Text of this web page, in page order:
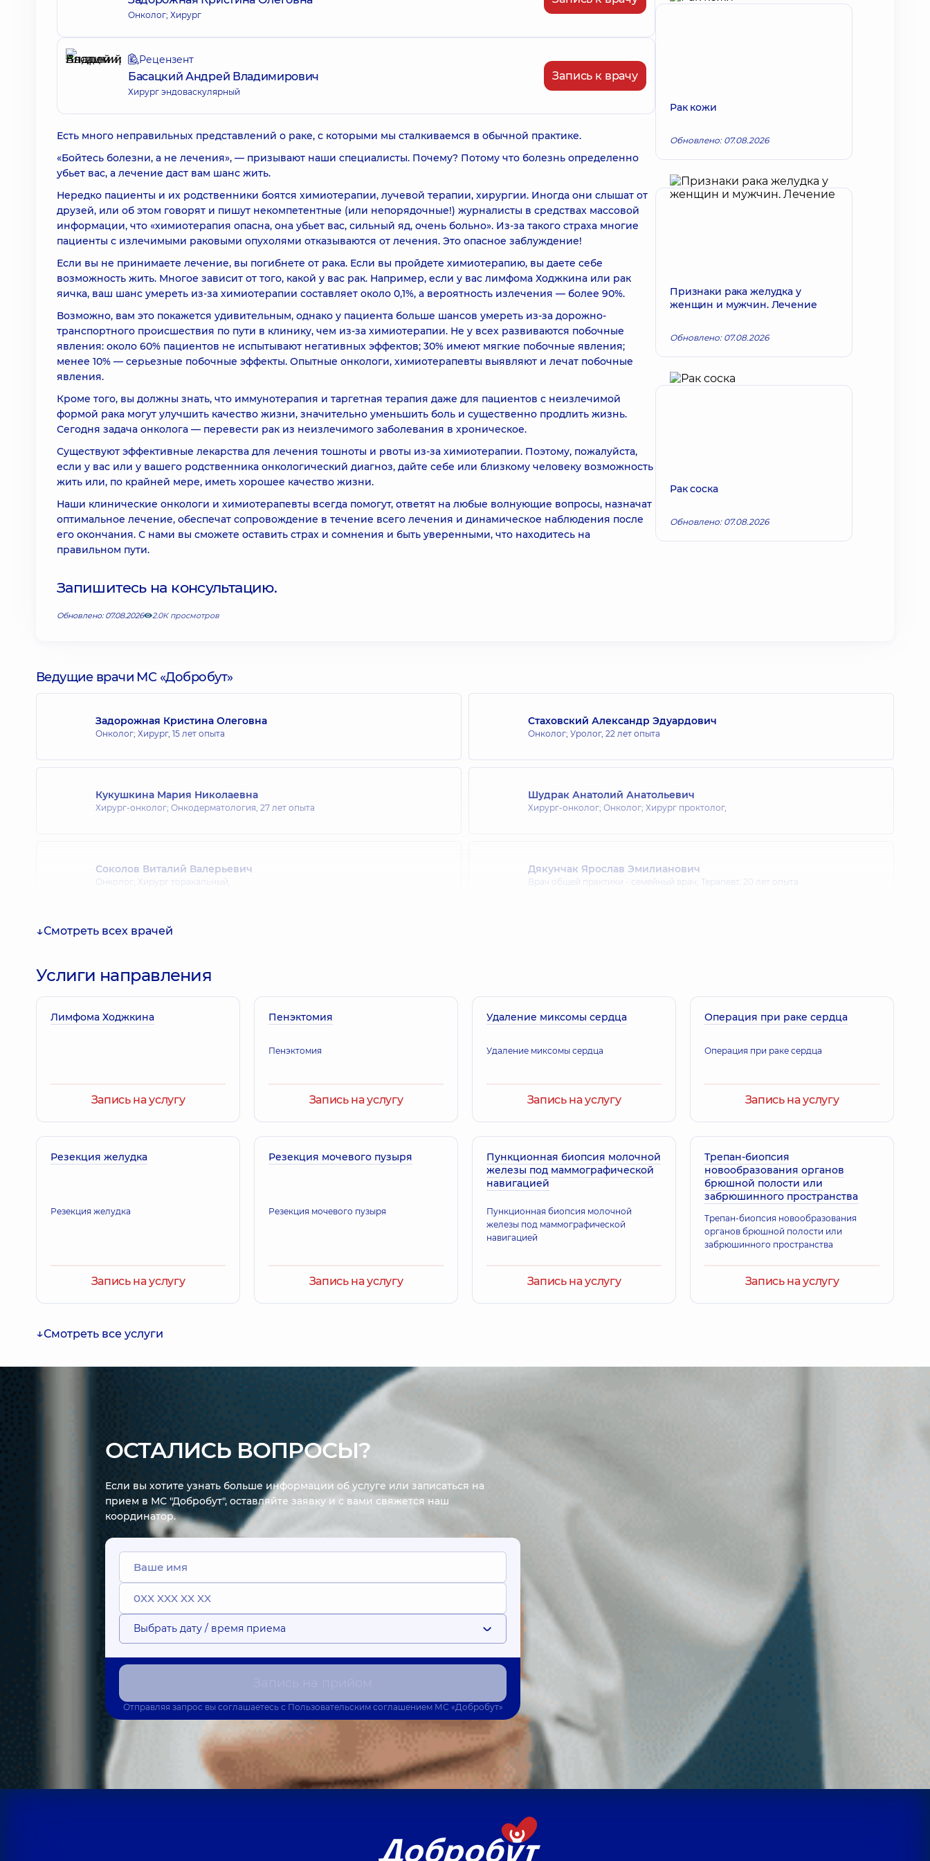
Онколог; Хирург
Рецензент
Басацкий Андрей Владимирович
Хирург эндоваскулярный
Запись к врачу
Есть много неправильных представлений о раке, с которыми мы сталкиваемся в обычной практике.
«Бойтесь болезни, а не лечения», — призывают наши специалисты. Почему? Потому что болезнь определенно
убьет вас, а лечение даст вам шанс жить.
Нередко пациенты и их родственники боятся химиотерапии, лучевой терапии, хирургии. Иногда они слышат от
друзей, или об этом говорят и пишут некомпетентные (или непорядочные!) журналисты в средствах массовой
информации, что «химиотерапия опасна, она убьет вас, сильный яд, очень больно». Из-за такого страха многие
пациенты с излечимыми раковыми опухолями отказываются от лечения. Это опасное заблуждение!
Если вы не принимаете лечение, вы погибнете от рака. Если вы пройдете химиотерапию, вы даете себе
возможность жить. Многое зависит от того, какой у вас рак. Например, если у вас лимфома Ходжкина или рак
яичка, ваш шанс умереть из-за химиотерапии составляет около 0,1%, а вероятность излечения — более 90%.
Возможно, вам это покажется удивительным, однако у пациента больше шансов умереть из-за дорожно-
транспортного происшествия по пути в клинику, чем из-за химиотерапии. Не у всех развиваются побочные
явления: около 60% пациентов не испытывают негативных эффектов; 30% имеют мягкие побочные явления;
менее 10% — серьезные побочные эффекты. Опытные онкологи, химиотерапевты выявляют и лечат побочные
явления.
Кроме того, вы должны знать, что иммунотерапия и таргетная терапия даже для пациентов с неизлечимой
формой рака могут улучшить качество жизни, значительно уменьшить боль и существенно продлить жизнь.
Сегодня задача онколога — перевести рак из неизлечимого заболевания в хроническое.
Существуют эффективные лекарства для лечения тошноты и рвоты из-за химиотерапии. Поэтому, пожалуйста,
если у вас или у вашего родственника онкологический диагноз, дайте себе или близкому человеку возможность
жить или, по крайней мере, иметь хорошее качество жизни.
Наши клинические онкологи и химиотерапевты всегда помогут, ответят на любые волнующие вопросы, назначат
оптимальное лечение, обеспечат сопровождение в течение всего лечения и динамическое наблюдения после
его окончания. С нами вы сможете оставить страх и сомнения и быть уверенными, что находитесь на
правильном пути.
Запишитесь на консультацию.
Обновлено: 07.08.2026 2.0К просмотров
Рак кожи
Обновлено: 07.08.2026
Признаки рака желудка у
женщин и мужчин. Лечение
Обновлено: 07.08.2026
Рак соска
Обновлено: 07.08.2026
Ведущие врачи МС «Добробут»
Задорожная Кристина Олеговна
Онколог; Хирург, 15 лет опыта
Стаховский Александр Эдуардович
Онколог; Уролог, 22 лет опыта
Кукушкина Мария Николаевна
Хирург-онколог; Онкодерматология, 27 лет опыта
Шудрак Анатолий Анатольевич
Хирург-онколог; Онколог; Хирург проктолог,
Соколов Виталий Валерьевич
Онколог; Хирург торакальный,
Дякунчак Ярослав Эмилианович
Врач общей практики - семейный врач; Терапевт, 20 лет опыта
Король Ирина Евгеньевна Кондрацкий Юрий Николаевич
Отоларинголог; Онколог; Отоларинголог-онколог,23 лет опыта Онколог, 44 лет опыта
Коваленко Ирина Андреевна
Смотреть всех врачей
Услиги направления
Лимфома Ходжкина
Запись на услугу
Пенэктомия
Пенэктомия
Запись на услугу
Удаление миксомы сердца
Удаление миксомы сердца
Запись на услугу
Операция при раке сердца
Операция при раке сердца
Запись на услугу
Резекция желудка
Резекция желудка
Запись на услугу
Резекция мочевого пузыря
Резекция мочевого пузыря
Запись на услугу
Пункционная биопсия молочной
железы под маммографической
навигацией
Пункционная биопсия молочной
железы под маммографической
навигацией
Запись на услугу
Трепан-биопсия
новообразования органов
брюшной полости или
забрюшинного пространства
Трепан-биопсия новообразования
органов брюшной полости или
забрюшинного пространства
Запись на услугу
Смотреть все услуги
ОСТАЛИСЬ ВОПРОСЫ?
Если вы хотите узнать больше информации об услуге или записаться на
прием в МС "Добробут", оставляйте заявку и с вами свяжется наш
координатор.
Выбрать дату / время приема
Отправляя запрос вы соглашаетесь с Пользовательским соглашениемМС «Добробут»